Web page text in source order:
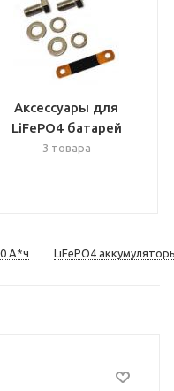
Аксессуары для
LiFePO4 батарей
3 товара
А*ч LiFePO4